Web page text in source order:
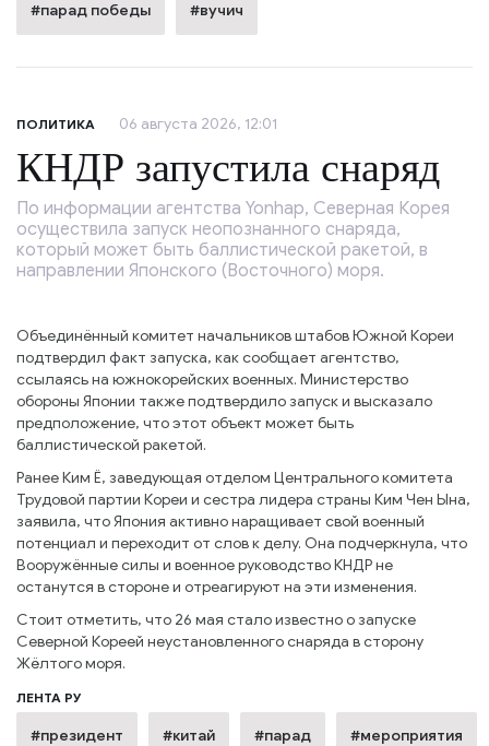
#парад победы #вучич
ПОЛИТИКА 06 августа 2026, 12:01
КНДР запустила снаряд
По информации агентства Yonhap, Северная Корея
осуществила запуск неопознанного снаряда,
который может быть баллистической ракетой, в
направлении Японского (Восточного) моря.
Объединённый комитет начальников штабов Южной Кореи
подтвердил факт запуска, как сообщает агентство,
ссылаясь на южнокорейских военных. Министерство
обороны Японии также подтвердило запуск и высказало
предположение, что этот объект может быть
баллистической ракетой.
Ранее Ким Ё, заведующая отделом Центрального комитета
Трудовой партии Кореи и сестра лидера страны Ким Чен Ына,
заявила, что Япония активно наращивает свой военный
потенциал и переходит от слов к делу. Она подчеркнула, что
Вооружённые силы и военное руководство КНДР не
останутся в стороне и отреагируют на эти изменения.
Стоит отметить, что 26 мая стало известно о запуске
Северной Кореей неустановленного снаряда в сторону
Жёлтого моря.
ЛЕНТА РУ
#президент #китай #парад #мероприятия